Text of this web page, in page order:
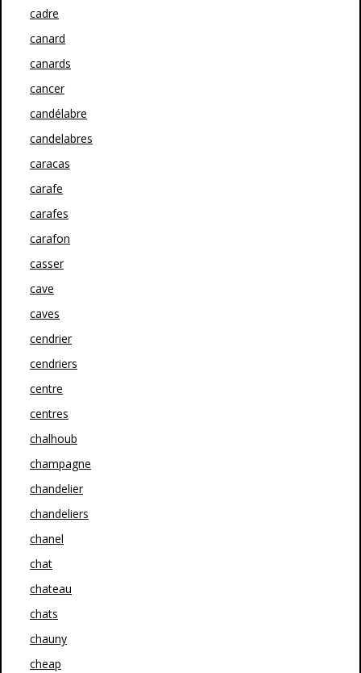
cadre
canard
canards
cancer
candélabre
candelabres
caracas
carafe
carafes
carafon
casser
cave
caves
cendrier
cendriers
centre
centres
chalhoub
champagne
chandelier
chandeliers
chanel
chat
chateau
chats
chauny
cheap